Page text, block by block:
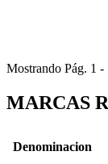
Mostrando Pág. 1 -
MARCAS
Denominacion